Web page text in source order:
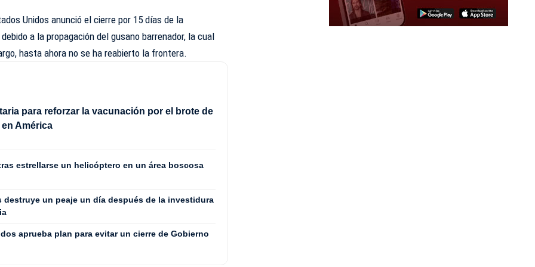
Unidos anunció el cierre por 15 días de la
a la propagación del gusano barrenador, la cual
hasta ahora no se ha reabierto la frontera.
para reforzar la vacunación por el brote de
América
estrellarse un helicóptero en un área boscosa
destruye un peaje un día después de la investidura
aprueba plan para evitar un cierre de Gobierno